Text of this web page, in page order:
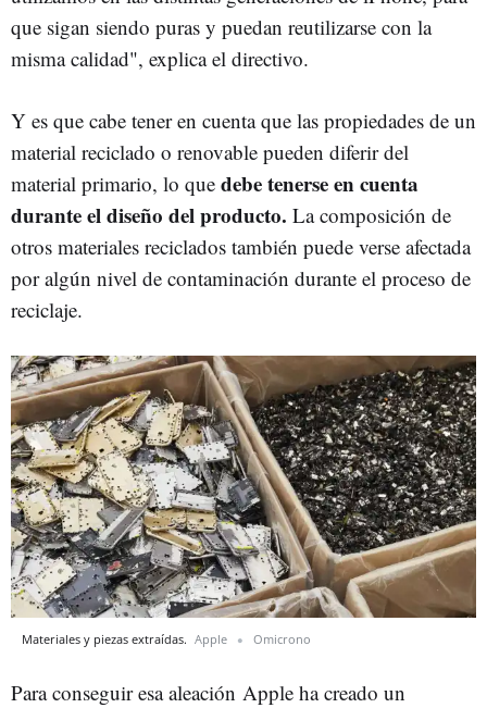
que sigan siendo puras y puedan reutilizarse con la
misma calidad", explica el directivo.
Y es que cabe tener en cuenta que las propiedades de un
material reciclado o renovable pueden diferir del
material primario, lo que debe tenerse en cuenta
durante el diseño del producto. La composición de
otros materiales reciclados también puede verse afectada
por algún nivel de contaminación durante el proceso de
reciclaje.
Materiales y piezas extraídas. Apple Omicrono
Para conseguir esa aleación Apple ha creado un